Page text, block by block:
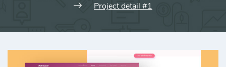
Project detail #1